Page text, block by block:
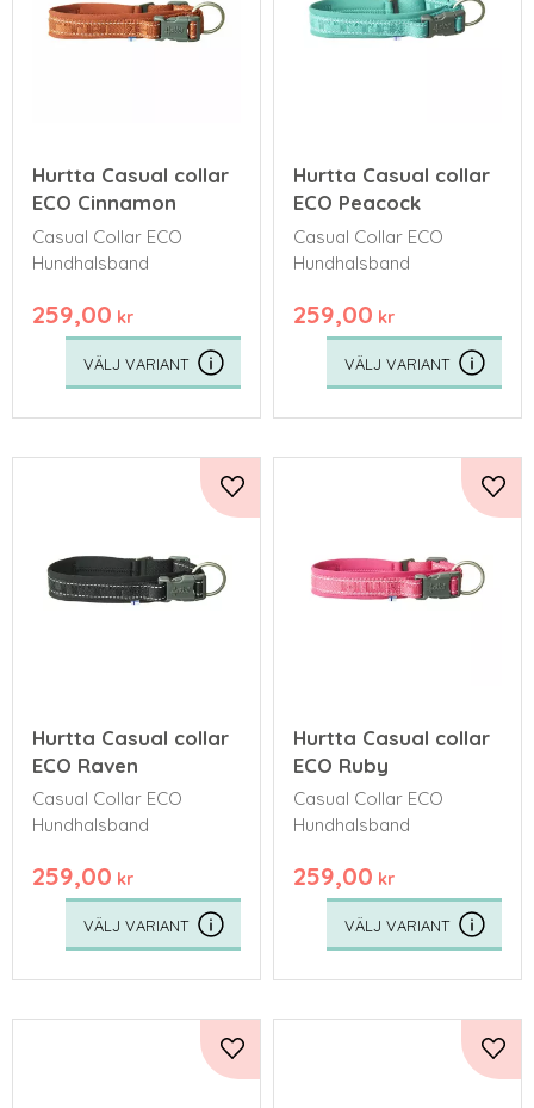
Hurtta Casual collar
ECO Cinnamon
Casual Collar ECO
Hundhalsband
259,00 kr
Hurtta Casual collar
ECO Peacock
Casual Collar ECO
Hundhalsband
259,00 kr
Hurtta Casual collar
ECO Raven
Casual Collar ECO
Hundhalsband
259,00 kr
Lägg till i favoriter
Hurtta Casual collar
ECO Ruby
Casual Collar ECO
Hundhalsband
259,00 kr
Lägg till i favoriter